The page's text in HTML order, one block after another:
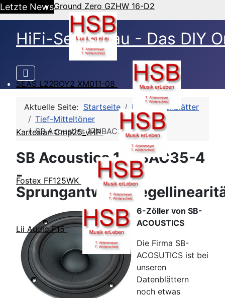
Letzte NewsGround Zero GZHW 16-D2
SEAS L22ROY2 XM011-08
Kartesian Cmp25_vHP
Fostex FF125WK
Lii Audio F15
HiFi-Selbstbau - Das DIY
Aktuelle Seite: Startseite
HSB-Datenblätter
Tief-Mitteltöner
SB Acoustics 17NBAC35-4
SB Acoustics 17NBAC35-4
-
Sprungantwort/
6-Zöller von SB-
ACOUSTICS
Die Firma SB-
ACOSUTICS ist bei
unseren
Datenblättern
noch etwas